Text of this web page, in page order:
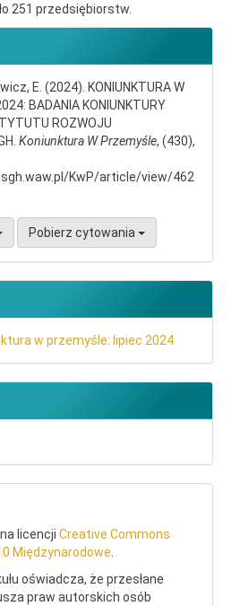
251 przedsiębiorstw.
E. (2024). KONIUNKTURA W
BADANIA KONIUNKTURY
ROZWOJU
Koniunktura W Przemyśle, (430),
KwP/article/view/462
Pobierz cytowania
w przemyśle: lipiec 2024
licencji Creative Commons
Międzynarodowe
oświadcza, że przesłane
praw autorskich osób